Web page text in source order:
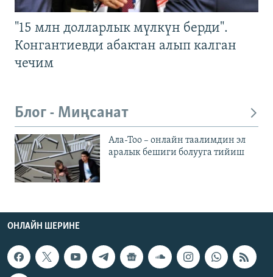
"15 млн долларлык мүлкүн берди".
Конгантиевди абактан алып калган
чечим
Блог - Миңсанат
Ала-Тоо – онлайн таалимдин эл
аралык бешиги болууга тийиш
ОНЛАЙН ШЕРИНЕ